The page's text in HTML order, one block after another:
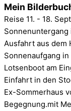
Mein
Reise 11. - 18.
Ausfahrt aus dem
Sonnenaufgang
Lotsenboot am
Einfahrt in den
Ex-Sommerhaus
Begegnung.mit